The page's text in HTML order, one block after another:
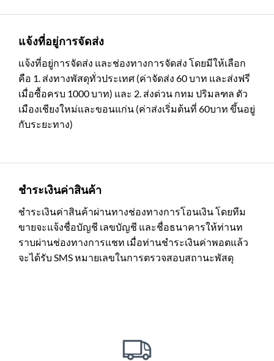
แจ้งที่อยู่การจัดส่ง
แจ้งที่อยู่การจัดส่ง และช่องทางการจัดส่ง โดยมีให้เลือก
คือ 1. ส่งทางพัสดุทั่วประเทศ (ค่าจัดส่ง 60 บาท และส่งฟรี
เมื่อซื้อครบ 1000 บาท) และ 2. ส่งด่วน กทม ปริมลฑล ตัว
เมืองเชียงใหม่และขอนแก่น (ค่าส่งเริ่มต้นที่ 60บาท ขึ้นอยู่
กับระยะทาง)
ชำระเงินค่าสินค้า
ชำระเงินค่าสินค้าผ่านทางช่องทางการโอนเงิน โดยทีม
ขายจะแจ้งชื่อบัญชี เลขบัญชี และชื่อธนาคารให้ท่านท
ราบผ่านช่องทางการแชท เมื่อท่านชำระเงินค่าพอตแล้ว
จะได้รับ SMS หมายเลขในการตรวจสอบสถานะพัสดุ